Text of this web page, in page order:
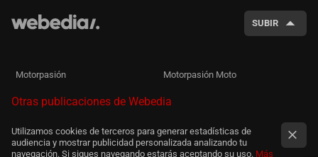
SUBIR
Motorpasión Motorpasión Moto
Otras publicaciones de Webedia
Utilizamos cookies de terceros para generar estadísticas de
audiencia y mostrar publicidad personalizada analizando tu
navegación. Si sigues navegando estarás aceptando su uso. Más